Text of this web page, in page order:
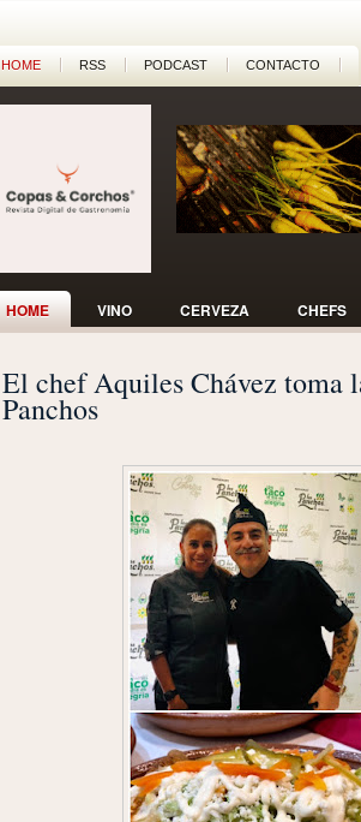
HOME RSS PODCAST CONTACTO
HOME VINO CERVEZA CHEFS
El chef Aquiles Chávez toma
Panchos